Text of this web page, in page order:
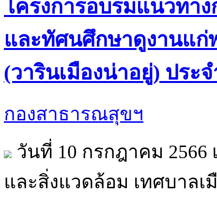
โครงการอบรมแนวทา
และทัศนศึกษาดูงานแก่
(วารินเมืองน่าอยู่) ประ
กองสาธารณสุขฯ
วันที่ 10 กรกฎาคม 2566
และสิ่งแวดล้อม เทศบาลเ